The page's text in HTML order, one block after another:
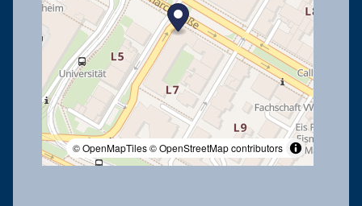
© OpenMapTiles© OpenStreetMap contributors